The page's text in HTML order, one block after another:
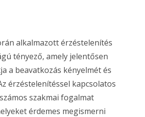
alkalmazott érzéstelenítés
tényező, amely jelentősen
a beavatkozás kényelmét és
érzéstelenítéssel kapcsolatos
szakmai fogalmat
érdemes megismerni